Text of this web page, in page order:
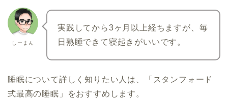
しーまん
実践してから3ヶ月以上経ちますが、毎
日熟睡できて寝起きがいいです。
睡眠について詳しく知りたい人は、「スタンフォード
式最高の睡眠」をおすすめします。